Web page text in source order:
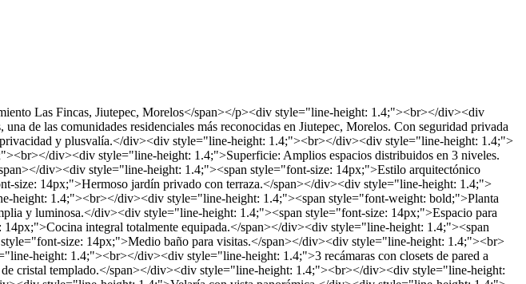
Las Fincas, Jiutepec, Morelos</span></p><div style="line-height: 1.4;"><br></div><div
de las comunidades residenciales más reconocidas en Jiutepec, Morelos. Con seguridad privada
y plusvalía.</div><div style="line-height: 1.4;"><br></div><div style="line-height: 1.4;">
div><div style="line-height: 1.4;">Superficie: Amplios espacios distribuidos en 3 niveles.
div><div style="line-height: 1.4;"><span style="font-size: 14px;">Estilo arquitectónico
size: 14px;">Hermoso jardín privado con terraza.</span></div><div style="line-height: 1.4;">
height: 1.4;"><br></div><div style="line-height: 1.4;"><span style="font-weight: bold;">Planta
y luminosa.</div><div style="line-height: 1.4;"><span style="font-size: 14px;">Espacio para
integral totalmente equipada.</span></div><div style="line-height: 1.4;"><span
size: 14px;">Medio baño para visitas.</span></div><div style="line-height: 1.4;"><br>
height: 1.4;"><br></div><div style="line-height: 1.4;">3 recámaras con closets de pared a
cristal templado.</span></div><div style="line-height: 1.4;"><br></div><div style="line-height: